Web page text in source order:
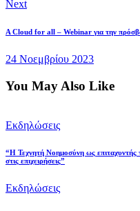
Next
A Cloud for all – Webinar για την
24 Νοεμβρίου 2023
You May Also Like
Εκδηλώσεις
“Η Τεχνητή Νοημοσύνη ως επιταχυντής
στις επιχειρήσεις”
Εκδηλώσεις